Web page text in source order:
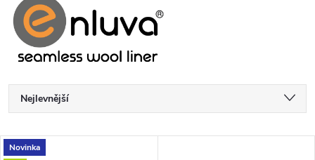
Ř
a
Nejlevnější
Nejprodávanější
V
Novinka